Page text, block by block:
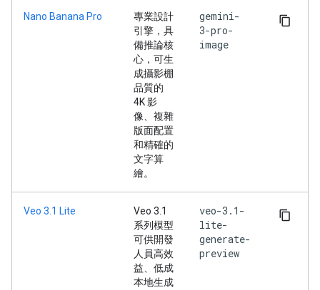
Nano Banana Pro
專業設計
引擎，具
備推論核
心，可生
成攝影棚
品質的
4K 影
像、複雜
版面配置
和精確的
文字算
繪。
gemini-
3-pro-
image
Veo 3.1 Lite
Veo 3.1
系列模型
可供開發
人員高效
益、低成
本地生成
veo-3.1-
lite-
generate-
preview